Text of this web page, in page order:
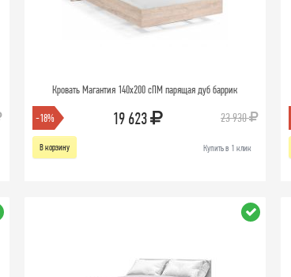
Кровать Магантия 140х200 сПМ парящая дуб баррик
-18% 19 623 23 930
В корзину Купить в 1 клик